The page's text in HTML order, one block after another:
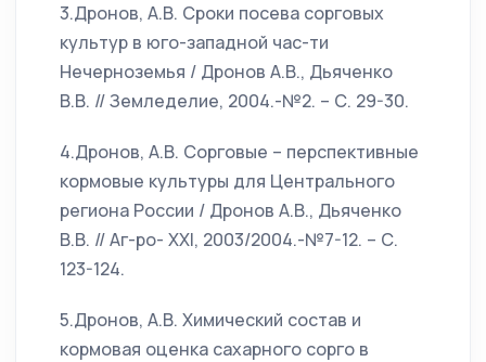
3.Дронов, А.В. Сроки посева сорговых
культур в юго-западной час-ти
Нечерноземья / Дронов А.В., Дьяченко
В.В. // Земледелие, 2004.-№2. – С. 29-30.
4.Дронов, А.В. Сорговые – перспективные
кормовые культуры для Центрального
региона России / Дронов А.В., Дьяченко
В.В. // Аг-ро- XXI, 2003/2004.-№7-12. – С.
123-124.
5.Дронов, А.В. Химический состав и
кормовая оценка сахарного сорго в